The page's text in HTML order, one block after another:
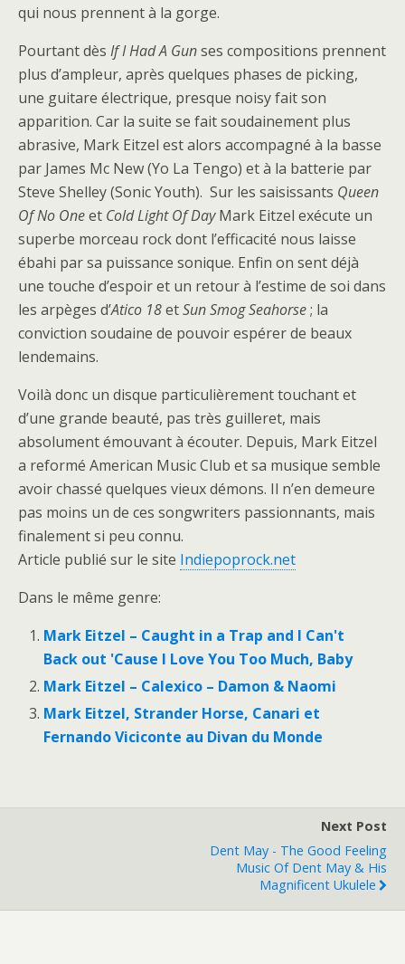
qui nous prennent à la gorge.
Pourtant dès If I Had A Gunses compositions prennent
plus d’ampleur, après quelques phases de picking,
une guitare électrique, presque noisy fait son
apparition. Car la suite se fait soudainement plus
abrasive, Mark Eitzel est alors accompagné à la basse
par James Mc New (Yo La Tengo) et à la batterie par
Steve Shelley (Sonic Youth). Sur les saisissants Queen
Of No Oneet Cold Light Of DayMark Eitzel exécute un
superbe morceau rock dont l’efficacité nous laisse
ébahi par sa puissance sonique. Enfin on sent déjà
une touche d’espoir et un retour à l’estime de soi dans
les arpèges d’Atico 18etSun Smog Seahorse; la
conviction soudaine de pouvoir espérer de beaux
lendemains.
Voilà donc un disque particulièrement touchant et
d’une grande beauté, pas très guilleret, mais
absolument émouvant à écouter. Depuis, Mark Eitzel
a reformé American Music Club et sa musique semble
avoir chassé quelques vieux démons. Il n’en demeure
pas moins un de ces songwriters passionnants, mais
finalement si peu connu.
Article publié sur le site Indiepoprock.net
Dans le même genre:
Mark Eitzel – Caught in a Trap and I Can't
Back out 'Cause I Love You Too Much, Baby
Mark Eitzel – Calexico – Damon & Naomi
Mark Eitzel, Strander Horse, Canari et
Fernando Viciconte au Divan du Monde
Next Post
Dent May - The Good Feeling
Music Of Dent May & His
Magnificent Ukulele